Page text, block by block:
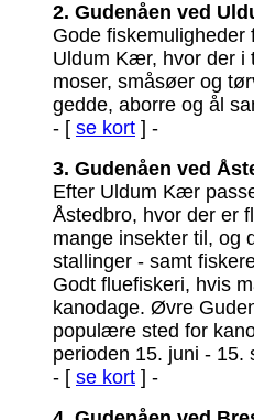
2. Gudenåen ved
Gode
Uldum Kær, hvor der i
moser, småsøer og
gedde, aborre og ål
- [ se kort ] -
3. Gudenåen ved
Efter Uldum Kær
Åstedbro, hvor der er
mange insekter til, og
stallinger - samt
Godt fluefiskeri, hvis
kanodage. Øvre
populære sted for
perioden 15. juni - 15.
- [ se kort ] -